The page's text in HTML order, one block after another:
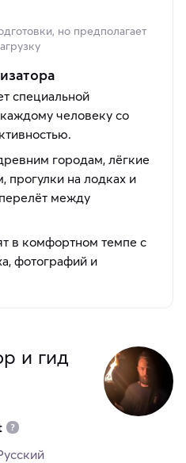
но предполагает
специальной
человеку со
городам, лёгкие
прогулки на лодках и
между
в комфортном темпе с
фотографий и
и гид